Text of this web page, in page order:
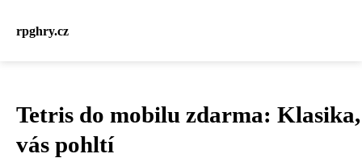
rpghry.cz
Tetris do mobilu zdarma:
vás pohltí